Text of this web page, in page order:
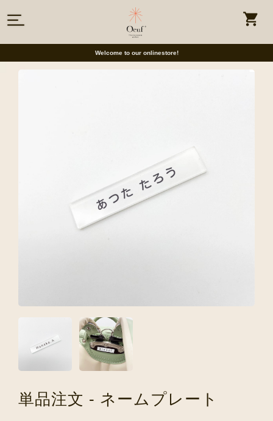
Welcome to our onlinestore!
単品注文 - ネームプレート